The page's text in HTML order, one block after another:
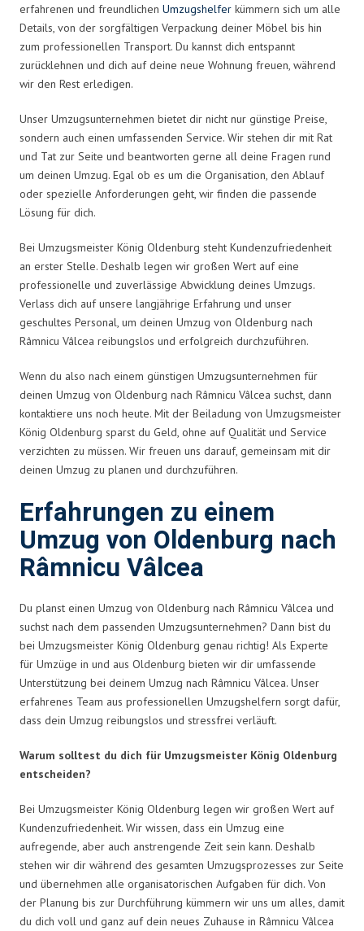
erfahrenen und freundlichen Umzugshelfer kümmern sich um alle
Details, von der sorgfältigen Verpackung deiner Möbel bis hin
zum professionellen Transport. Du kannst dich entspannt
zurücklehnen und dich auf deine neue Wohnung freuen, während
wir den Rest erledigen.
Unser Umzugsunternehmen bietet dir nicht nur günstige Preise,
sondern auch einen umfassenden Service. Wir stehen dir mit Rat
und Tat zur Seite und beantworten gerne all deine Fragen rund
um deinen Umzug. Egal ob es um die Organisation, den Ablauf
oder spezielle Anforderungen geht, wir finden die passende
Lösung für dich.
Bei Umzugsmeister König Oldenburg steht Kundenzufriedenheit
an erster Stelle. Deshalb legen wir großen Wert auf eine
professionelle und zuverlässige Abwicklung deines Umzugs.
Verlass dich auf unsere langjährige Erfahrung und unser
geschultes Personal, um deinen Umzug von Oldenburg nach
Râmnicu Vâlcea reibungslos und erfolgreich durchzuführen.
Wenn du also nach einem günstigen Umzugsunternehmen für
deinen Umzug von Oldenburg nach Râmnicu Vâlcea suchst, dann
kontaktiere uns noch heute. Mit der Beiladung von Umzugsmeister
König Oldenburg sparst du Geld, ohne auf Qualität und Service
verzichten zu müssen. Wir freuen uns darauf, gemeinsam mit dir
deinen Umzug zu planen und durchzuführen.
Erfahrungen zu einem
Umzug von Oldenburg nach
Râmnicu Vâlcea
Du planst einen Umzug von Oldenburg nach Râmnicu Vâlcea und
suchst nach dem passenden Umzugsunternehmen? Dann bist du
bei Umzugsmeister König Oldenburg genau richtig! Als Experte
für Umzüge in und aus Oldenburg bieten wir dir umfassende
Unterstützung bei deinem Umzug nach Râmnicu Vâlcea. Unser
erfahrenes Team aus professionellen Umzugshelfern sorgt dafür,
dass dein Umzug reibungslos und stressfrei verläuft.
Warum solltest du dich für Umzugsmeister König Oldenburg
entscheiden?
Bei Umzugsmeister König Oldenburg legen wir großen Wert auf
Kundenzufriedenheit. Wir wissen, dass ein Umzug eine
aufregende, aber auch anstrengende Zeit sein kann. Deshalb
stehen wir dir während des gesamten Umzugsprozesses zur Seite
und übernehmen alle organisatorischen Aufgaben für dich. Von
der Planung bis zur Durchführung kümmern wir uns um alles, damit
du dich voll und ganz auf dein neues Zuhause in Râmnicu Vâlcea